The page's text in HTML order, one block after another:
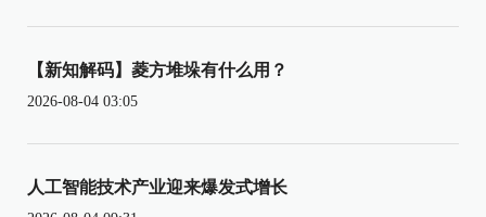
【新知解码】菱方堆垛有什么用？
2026-08-04 03:05
人工智能技术产业迎来爆发式增长